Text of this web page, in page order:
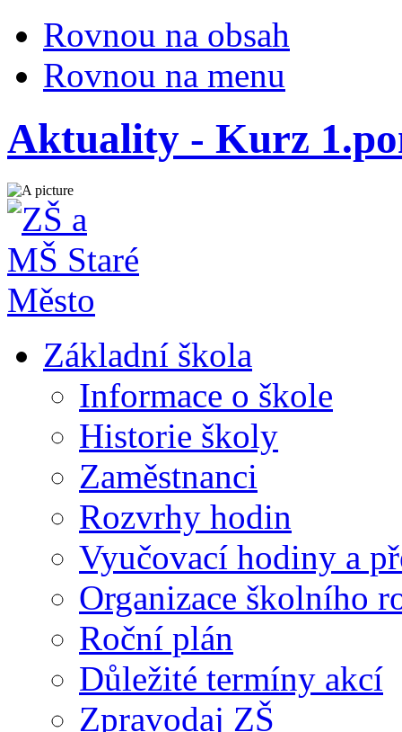
Rovnou na obsah
Rovnou na menu
Aktuality - Kurz
Základní škola
Informace o škole
Historie školy
Zaměstnanci
Rozvrhy hodin
Vyučovací hodiny a
Organizace školního
Roční plán
Důležité termíny akcí
Zpravodaj ZŠ